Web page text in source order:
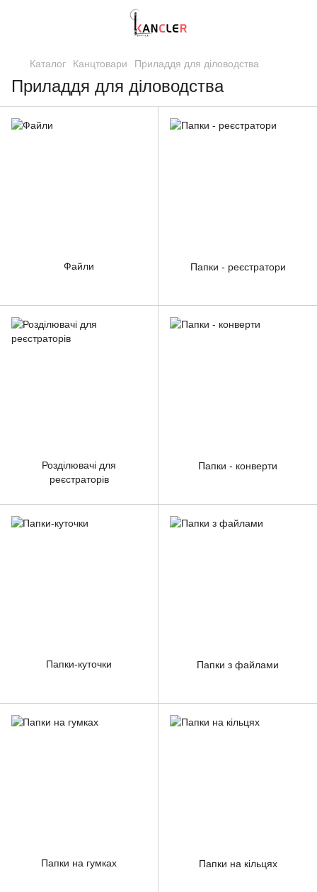
Каталог Канцтовари Приладдя для діловодства
Приладдя для діловодства
Файли Папки - реєстратори
Розділювачі для
реєстраторів
Папки - конверти
Папки-куточки Папки з файлами
Папки на гумках Папки на кільцях